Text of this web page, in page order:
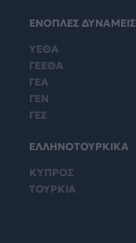
ΕΝΟΠΛΕΣ ΔΥΝΑΜΕΙΣ
ΥΕΘΑ
ΓΕΕΘΑ
ΓΕΑ
ΓΕΝ
ΓΕΣ
ΕΛΛΗΝΟΤΟΥΡΚΙΚΑ
ΚΥΠΡΟΣ
ΤΟΥΡΚΙΑ